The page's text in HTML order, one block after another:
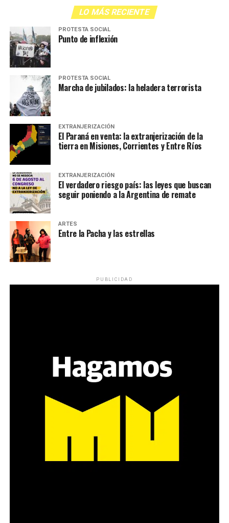
LO MÁS RECIENTE
PROTESTA SOCIAL
Punto de inflexión
PROTESTA SOCIAL
Marcha de jubilados: la heladera terrorista
EXTRANJERIZACIÓN
El Paraná en venta: la extranjerización de la
tierra en Misiones, Corrientes y Entre Ríos
EXTRANJERIZACIÓN
El verdadero riesgo país: las leyes que buscan
seguir poniendo a la Argentina de remate
ARTES
Entre la Pacha y las estrellas
PUBLICIDAD